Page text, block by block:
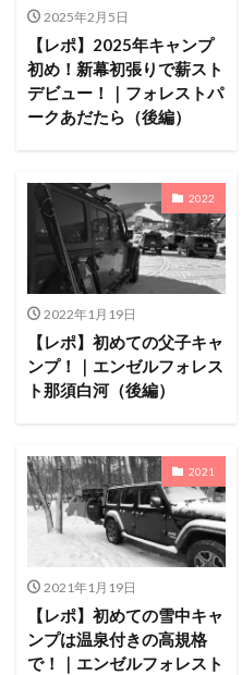
2025年2月5日
【レポ】2025年キャンプ
初め！新幕初張りで薪スト
デビュー！｜フォレストパ
ークあだたら（後編）
2022
2022年1月19日
【レポ】初めての父子キャ
ンプ！｜エンゼルフォレス
ト那須白河（後編）
2021
2021年1月19日
【レポ】初めての雪中キャ
ンプは温泉付きの高規格
で！｜エンゼルフォレスト
タイヤ交換
かいぞくの
キャンプ庭小会瀬の森
秘境駅
キャンプギアレ
りょうぜんこどもの村キャン
塩原グリーンビレッジ
BUB RESORT Chosei Village
薪ストーブ
Nebula
購入
バランゲルドーム
エンゼルフォレスト那須白河
せせらぎ公園オートキャンプ場
雪中キャンプ
ひとりごと
Jeepを買おう
神対応